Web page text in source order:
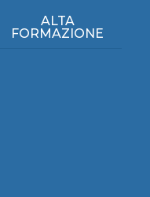
ALTA
FORMAZIONE